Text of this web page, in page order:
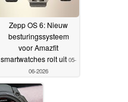
Zepp OS 6: Nieuw
besturingssysteem
voor Amazfit
smartwatches rolt uit 05-
06-2026